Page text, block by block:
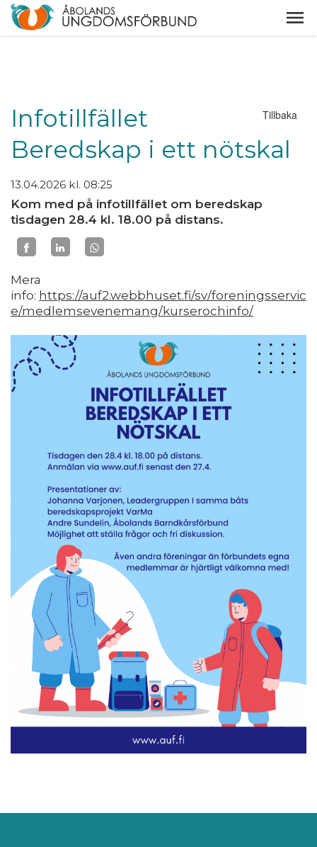
Tillbaka
Infotillfället
Beredskap i ett nötskal
13.04.2026 kl. 08:25
Kom med på infotillfället om beredskap
tisdagen 28.4 kl. 18.00 på distans.
Mera
info: https://auf2.webbhuset.fi/sv/foreningsservic
e/medlemsevenemang/kurserochinfo/